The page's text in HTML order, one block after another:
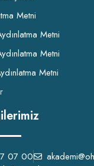
Metni
Metni
Metni
Metni
07 00